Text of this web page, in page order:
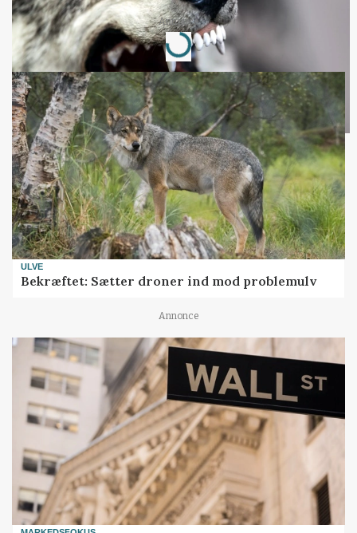
Annonce
Loading...
ULVE
Bekræftet: Sætter droner ind mod problemulv
Annonce